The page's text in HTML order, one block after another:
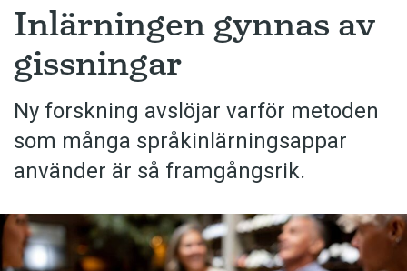
Inlärningen gynnas av
gissningar
Ny forskning avslöjar varför metoden
som många språkinlärningsappar
använder är så framgångsrik.